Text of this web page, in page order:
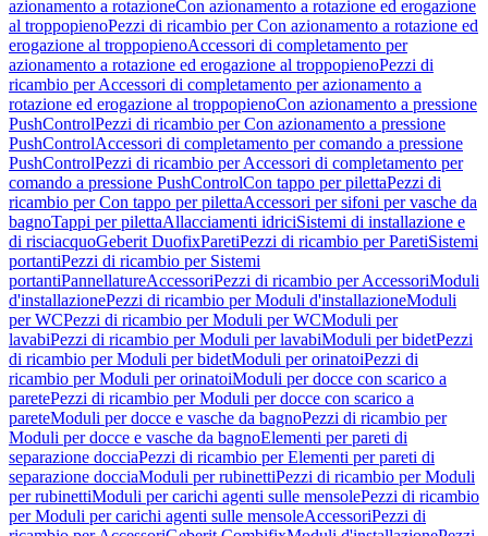
azionamento a rotazioneCon azionamento a rotazione ed erogazione
al troppopienoPezzi di ricambio per Con azionamento a rotazione ed
erogazione al troppopienoAccessori di completamento per
azionamento a rotazione ed erogazione al troppopienoPezzi di
ricambio per Accessori di completamento per azionamento a
rotazione ed erogazione al troppopienoCon azionamento a pressione
PushControlPezzi di ricambio per Con azionamento a pressione
PushControlAccessori di completamento per comando a pressione
PushControlPezzi di ricambio per Accessori di completamento per
comando a pressione PushControlCon tappo per pilettaPezzi di
ricambio per Con tappo per pilettaAccessori per sifoni per vasche da
bagnoTappi per pilettaAllacciamenti idriciSistemi di installazione e
di risciacquoGeberit DuofixParetiPezzi di ricambio per ParetiSistemi
portantiPezzi di ricambio per Sistemi
portantiPannellatureAccessoriPezzi di ricambio per AccessoriModuli
d'installazionePezzi di ricambio per Moduli d'installazioneModuli
per WCPezzi di ricambio per Moduli per WCModuli per
lavabiPezzi di ricambio per Moduli per lavabiModuli per bidetPezzi
di ricambio per Moduli per bidetModuli per orinatoiPezzi di
ricambio per Moduli per orinatoiModuli per docce con scarico a
paretePezzi di ricambio per Moduli per docce con scarico a
pareteModuli per docce e vasche da bagnoPezzi di ricambio per
Moduli per docce e vasche da bagnoElementi per pareti di
separazione docciaPezzi di ricambio per Elementi per pareti di
separazione docciaModuli per rubinettiPezzi di ricambio per Moduli
per rubinettiModuli per carichi agenti sulle mensolePezzi di ricambio
per Moduli per carichi agenti sulle mensoleAccessoriPezzi di